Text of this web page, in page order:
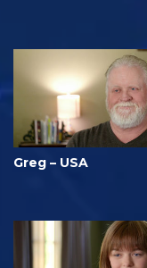
Greg – USA